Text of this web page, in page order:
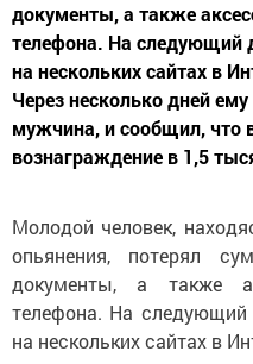
документы, а также
телефона. На следующий
на нескольких сайтах в
Через несколько дней
мужчина, и сообщил, что
вознаграждение в 1,5
Молодой человек,
опьянения, потерял
документы, а также
телефона. На следующий
на нескольких сайтах в